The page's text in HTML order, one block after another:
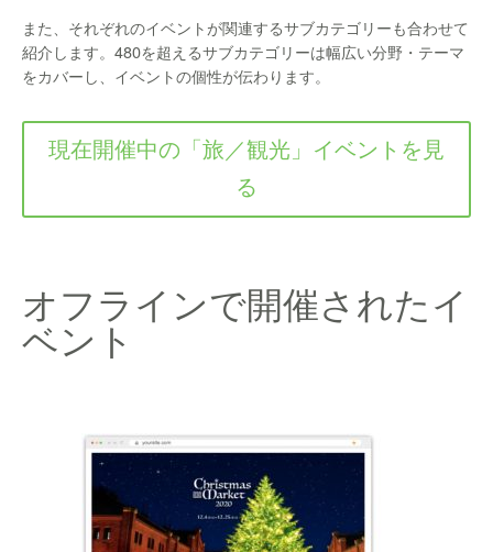
また、それぞれのイベントが関連するサブカテゴリーも合わせて
紹介します。480を超えるサブカテゴリーは幅広い分野・テーマ
をカバーし、イベントの個性が伝わります。
現在開催中の「旅／観光」イベントを見
る
オフラインで開催されたイ
ベント​